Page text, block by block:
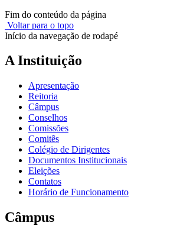
Fim do conteúdo da página
Voltar para o topo
Início da navegação de rodapé
A Instituição
Apresentação
Reitoria
Câmpus
Conselhos
Comissões
Comitês
Colégio de Dirigentes
Documentos Institucionais
Eleições
Contatos
Horário de Funcionamento
Câmpus